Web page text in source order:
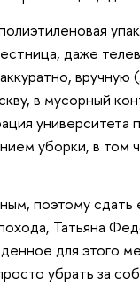
даже
в мусорный
университета
уборки, в том
поэтому сдать
Татьяна
для этого
убрать за